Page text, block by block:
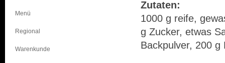
Menü
Regional
Warenkunde
Zutaten:
1000 g reife,
g Zucker, etwas
Backpulver, 200